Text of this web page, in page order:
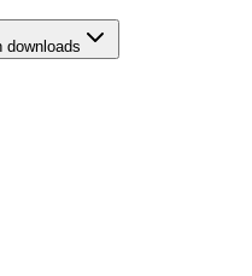
downloads